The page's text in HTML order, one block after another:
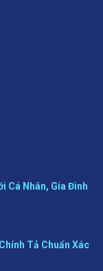
Cá Nhân, Gia Đình
Tả Chuẩn Xác